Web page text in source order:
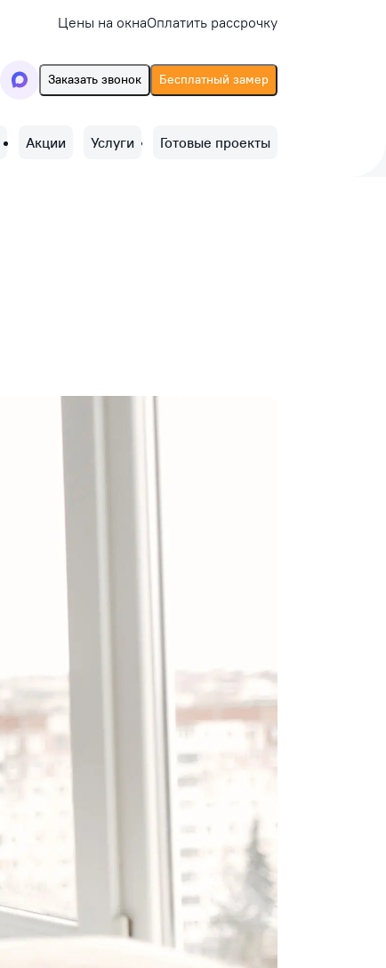
Цены на окнаОплатить рассрочку
Заказать звонок Бесплатный замер
Акции Услуги Готовые проекты